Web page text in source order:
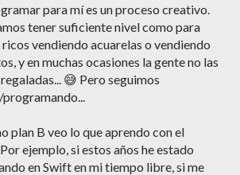
para mí es un proceso creativo.
tener suficiente nivel como para
vendiendo acuarelas o vendiendo
y en muchas ocasiones la gente no las
😅 Pero seguimos
plan B veo lo que aprendo con el
ejemplo, si estos años he estado
en Swift en mi tiempo libre, si me